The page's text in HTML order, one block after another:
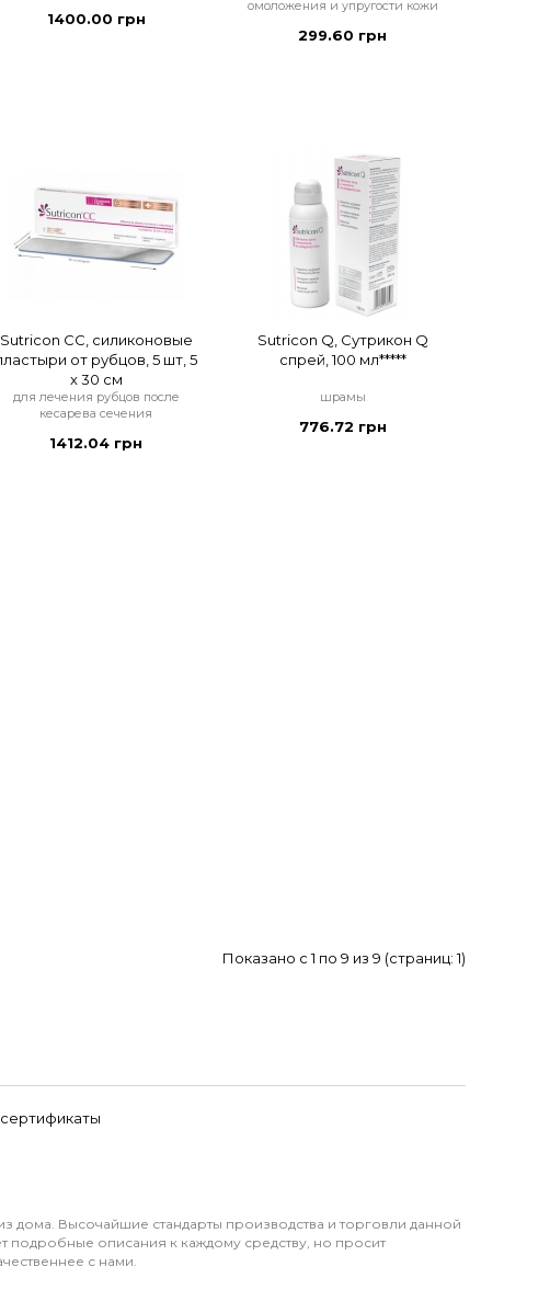
1400.00 грн
омоложения и упругости кожи
299.60 грн
Sutricon CC, силиконовые
от рубцов, 5 шт, 5
x 30 см
для лечения рубцов после
кесарева сечения
1412.04 грн
Sutricon Q, Сутрикон Q
спрей, 100 мл*****
шрамы
776.72 грн
Показано с 1 по 9 из 9 (страниц: 1)
дома. Высочайшие стандарты производства и торговли данной
подробные описания к каждому средству, но просит
с нами.